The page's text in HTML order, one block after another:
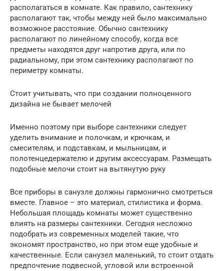
располагаться в комнате. Как правило, сантехнику
располагают так, чтобы между ней было максимально
возможное расстояние. Обычно сантехнику
располагают по линейному способу, когда все
предметы находятся друг напротив друга, или по
радиальному, при этом сантехнику располагают по
периметру комнаты.
Стоит учитывать, что при создании полноценного
дизайна не бывает мелочей
Именно поэтому при выборе сантехники следует
уделить внимание и полочкам, и крючкам, и
смесителям, и подставкам, и мыльницам, и
полотенцедержателю и другим аксессуарам. Размещать
подобные мелочи стоит на вытянутую руку
Все приборы в санузле должны гармонично смотреться
вместе. Главное – это материал, стилистика и форма.
Небольшая площадь комнаты может существенно
влиять на размеры сантехники. Сегодня несложно
подобрать из современных моделей такие, что
экономят пространство, но при этом еще удобные и
качественные. Если санузел маленький, то стоит отдать
предпочтение подвесной, угловой или встроенной